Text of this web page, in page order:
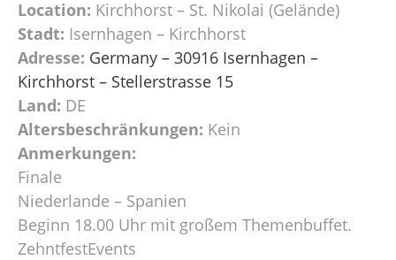
Location: Kirchhorst – St. Nikolai (Gelände)
Stadt: Isernhagen – Kirchhorst
Adresse: Germany – 30916 Isernhagen –
Kirchhorst – Stellerstrasse 15
Land: DE
Altersbeschränkungen: Kein
Anmerkungen:
Finale
Niederlande – Spanien
Beginn 18.00 Uhr mit großem Themenbuffet.
ZehntfestEvents